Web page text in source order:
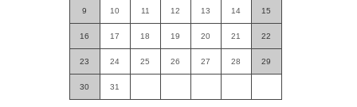
9 10 11 12 13 14 15
16 17 18 19 20 21 22
23 24 25 26 27 28 29
30 31